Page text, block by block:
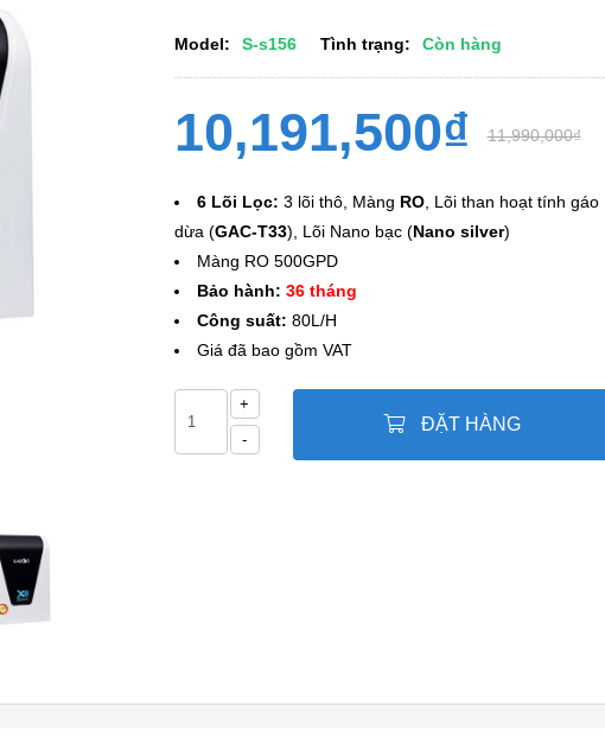
Model: S-s156 Tình trạng: Còn hàng
10,191,500₫ 11,990,000₫
6 Lõi Lọc: 3 lõi thô, Màng RO, Lõi than hoạt tính gáo
dừa (GAC-T33), Lõi Nano bạc (Nano silver)
Màng RO 500GPD
Bảo hành: 36 tháng
Công suất: 80L/H
Giá đã bao gồm VAT
+
-
ĐẶT HÀNG